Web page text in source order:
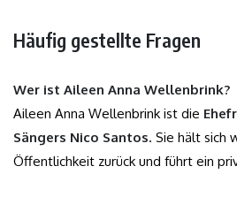
Häufig gestellte Fragen
Wer ist Aileen Anna Wellenbrink?
Aileen Anna Wellenbrink ist die
Sängers Nico Santos. Sie hält sich
Öffentlichkeit zurück und führt ein